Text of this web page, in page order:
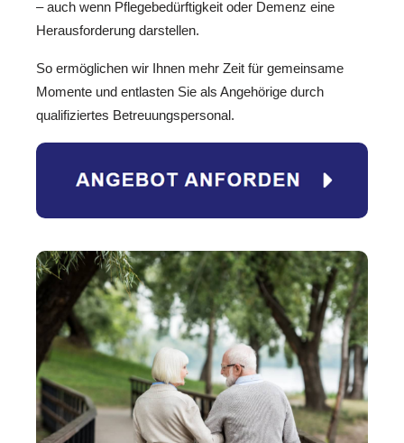
– auch wenn Pflegebedürftigkeit oder Demenz eine
Herausforderung darstellen.
So ermöglichen wir Ihnen mehr Zeit für gemeinsame
Momente und entlasten Sie als Angehörige durch
qualifiziertes Betreuungspersonal.